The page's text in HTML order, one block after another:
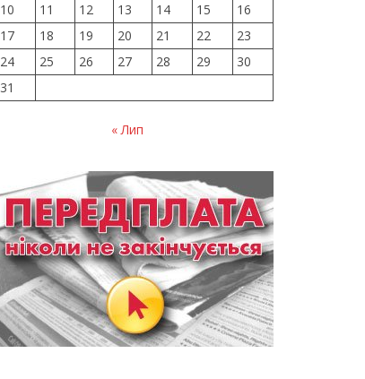
10
11 12 13 14 15
16
17
18 19 20 21 22
23
24
25 26 27 28 29
30
31
« Лип